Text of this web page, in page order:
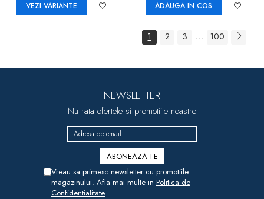
VEZI VARIANTE ADAUGA IN COS
1 2 3 ... 100
NEWSLETTER
Nu rata ofertele si promotiile noastre
Vreau sa primesc newsletter cu promotiile
magazinului. Afla mai multe in Politica de
Confidentialitate